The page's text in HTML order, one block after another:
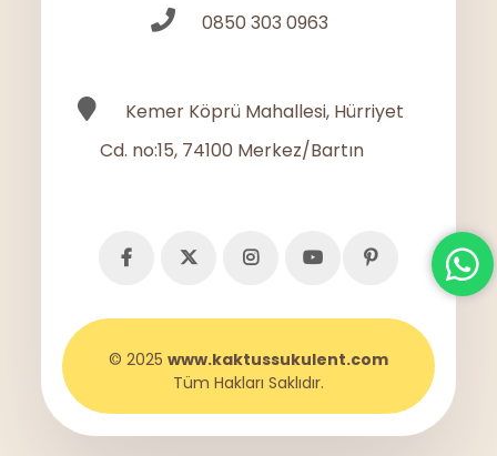
0850 303 0963
Kemer Köprü Mahallesi, Hürriyet
Cd. no:15, 74100 Merkez/Bartın
© 2025 www.kaktussukulent.com
Tüm Hakları Saklıdır.